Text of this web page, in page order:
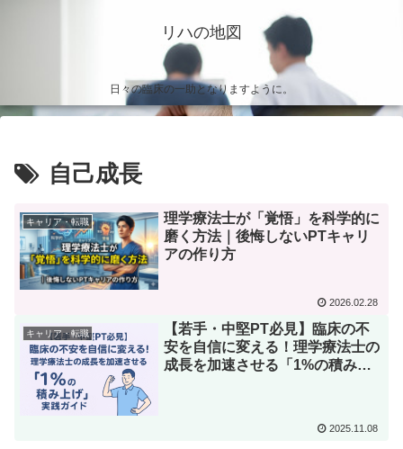
リハの地図
日々の臨床の一助となりますように。
自己成長
キャリア・転職
理学療法士が「覚悟」を科学的に
磨く方法｜後悔しないPTキャリ
アの作り方
2026.02.28
キャリア・転職
【若手・中堅PT必見】臨床の不
安を自信に変える！理学療法士の
成長を加速させる「1%の積み上
2025.11.08